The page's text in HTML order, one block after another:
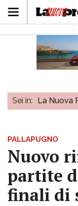
Sei in: La Nuova
PALLAPUGNO
Nuovo
partite
finali di